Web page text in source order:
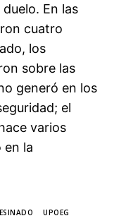
En las
cuatro
los
sobre las
generó en los
el
varios
en la
UPOEG